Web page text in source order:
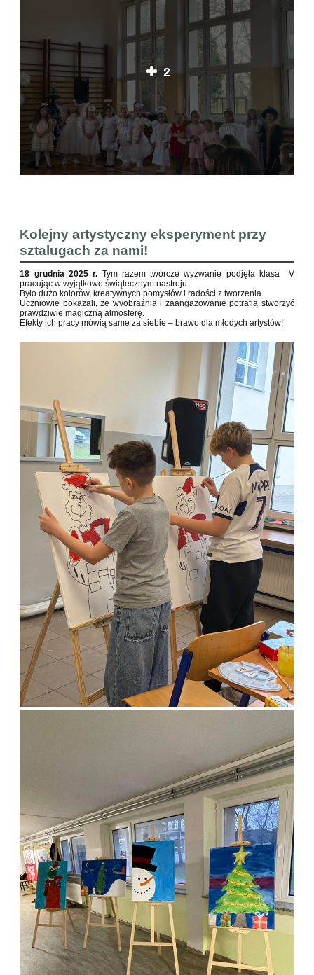
2
Kolejny artystyczny eksperyment przy
sztalugach za nami!
18 grudnia 2025 r. Tym razem twórcze wyzwanie podjęła klasa V
pracując w wyjątkowo świątecznym nastroju.
Było dużo kolorów, kreatywnych pomysłów i radości z tworzenia.
Uczniowie pokazali, że wyobraźnia i zaangażowanie potrafią stworzyć
prawdziwie magiczną atmosferę.
Efekty ich pracy mówią same za siebie – brawo dla młodych artystów!